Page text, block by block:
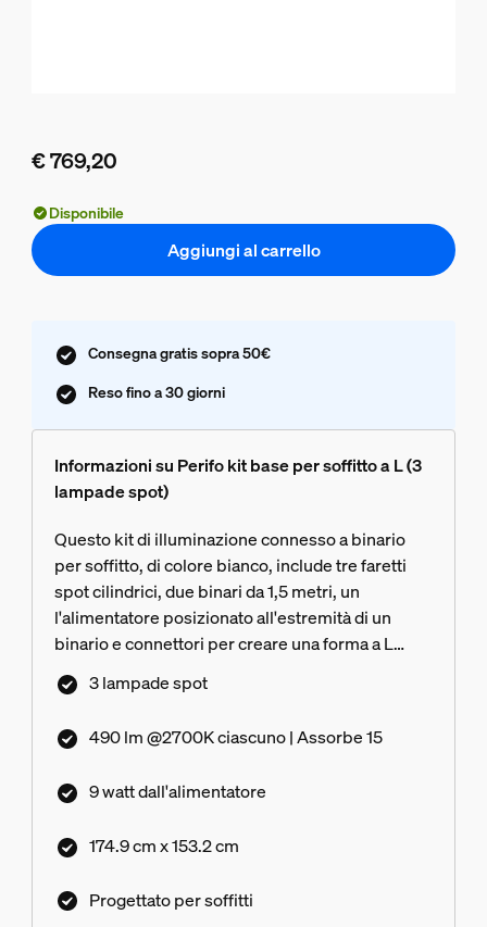
€ 769,20
Disponibile
Aggiungi al carrello
Consegna gratis sopra 50€
Reso fino a 30 giorni
Informazioni su Perifo kit base per soffitto a L (3
lampade spot)
Questo kit di illuminazione connesso a binario
per soffitto, di colore bianco, include tre faretti
spot cilindrici, due binari da 1,5 metri, un
l'alimentatore posizionato all'estremità di un
binario e connettori per creare una forma a L
orientata a sinistra.
3 lampade spot
490 lm @2700K ciascuno | Assorbe 15
9 watt dall'alimentatore
174.9 cm x 153.2 cm
Progettato per soffitti